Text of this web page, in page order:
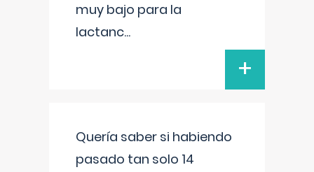
muy bajo para la
lactanc...
+
Quería saber si habiendo
pasado tan solo 14